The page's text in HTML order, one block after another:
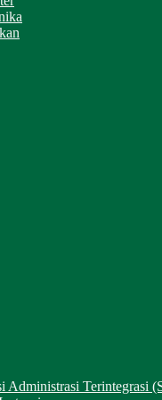
Administrasi Terintegrasi